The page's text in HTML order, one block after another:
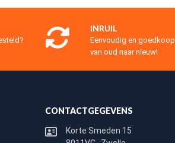
INRUIL
Eenvoudig en goedkoop
van oud naar nieuw!
CONTACTGEGEVENS
Korte Smeden 15